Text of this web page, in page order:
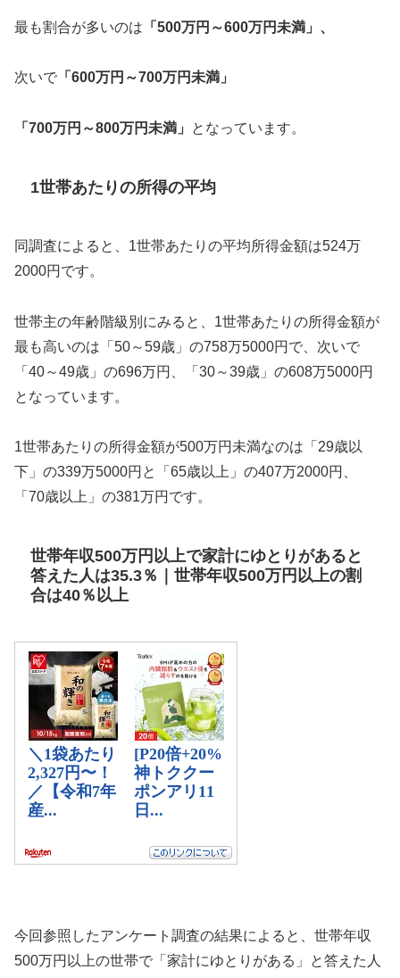
最も割合が多いのは 「500万円～600万円未満」、
次いで 「600万円～700万円未満」
「700万円～800万円未満」 となっています。
1世帯あたりの所得の平均
同調査によると、1世帯あたりの平均所得金額は524万
2000円です。
世帯主の年齢階級別にみると、1世帯あたりの所得金額が
最も高いのは「50～59歳」の758万5000円で、次いで
「40～49歳」の696万円、「30～39歳」の608万5000円
となっています。
1世帯あたりの所得金額が500万円未満なのは「29歳以
下」の339万5000円と「65歳以上」の407万2000円、
「70歳以上」の381万円です。
世帯年収500万円以上で家計にゆとりがあると
答えた人は35.3％｜世帯年収500万円以上の割
合は40％以上
今回参照したアンケート調査の結果によると、世帯年収
500万円以上の世帯で「家計にゆとりがある」と答えた人